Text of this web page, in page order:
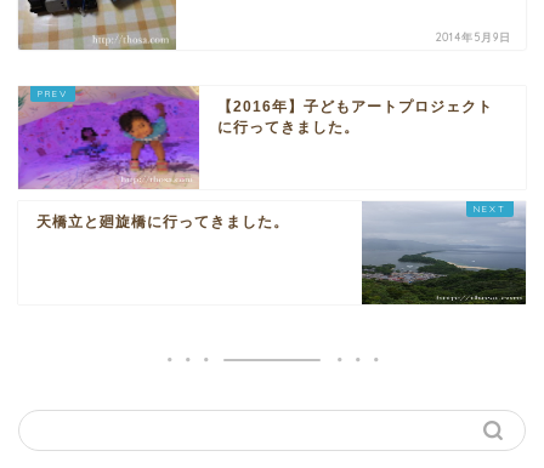
2014年5月9日
【2016年】子どもアートプロジェクト
に行ってきました。
天橋立と廻旋橋に行ってきました。